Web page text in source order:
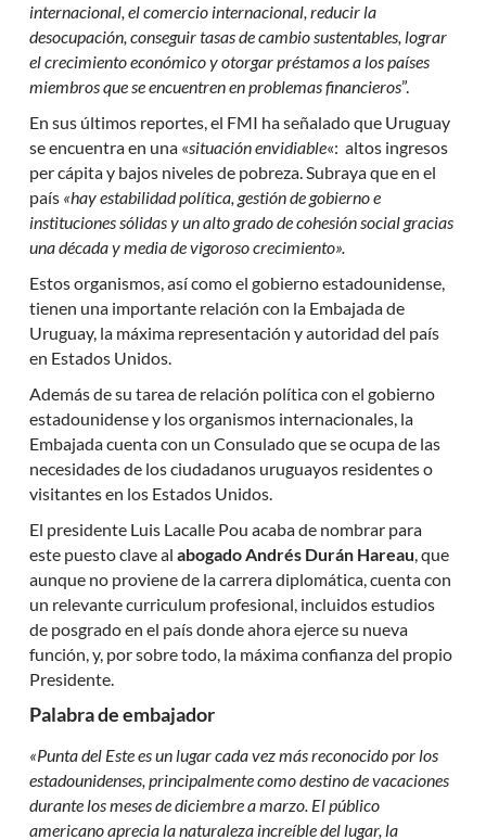
internacional, el comercio internacional, reducir la
desocupación, conseguir tasas de cambio sustentables, lograr
el crecimiento económico y otorgar préstamos a los países
miembros que se encuentren en problemas financieros”.
En sus últimos reportes, el FMI ha señalado que Uruguay
se encuentra en una «situación envidiable«: altos ingresos
per cápita y bajos niveles de pobreza. Subraya que en el
país «hay estabilidad política, gestión de gobierno e
instituciones sólidas y un alto grado de cohesión social gracias
una década y media de vigoroso crecimiento».
Estos organismos, así como el gobierno estadounidense,
tienen una importante relación con la Embajada de
Uruguay, la máxima representación y autoridad del país
en Estados Unidos.
Además de su tarea de relación política con el gobierno
estadounidense y los organismos internacionales, la
Embajada cuenta con un Consulado que se ocupa de las
necesidades de los ciudadanos uruguayos residentes o
visitantes en los Estados Unidos.
El presidente Luis Lacalle Pou acaba de nombrar para
este puesto clave alabogado Andrés Durán Hareau, que
aunque no proviene de la carrera diplomática, cuenta con
un relevante curriculum profesional, incluidos estudios
de posgrado en el país donde ahora ejerce su nueva
función, y, por sobre todo, la máxima confianza del propio
Presidente.
Palabra de embajador
«Punta del Este es un lugar cada vez más reconocido por los
estadounidenses, principalmente como destino de vacaciones
durante los meses de diciembre a marzo. El público
americano aprecia la naturaleza increíble del lugar, la